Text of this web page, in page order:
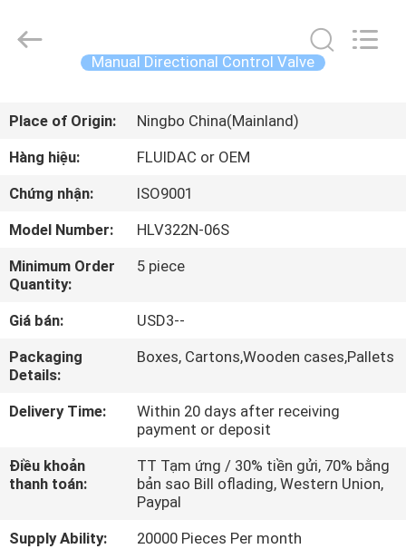
CHỦ
CÁC
SẢN
CHÚNG
TÔI
THAM
QUAN
NHÀ
Online
Market.
ECER
Manual Directional Control Valve
Place of Origin:
Ningbo China(Mainland)
Hàng hiệu:
FLUIDAC or OEM
Chứng nhận:
ISO9001
Model Number:
HLV322N-06S
Minimum Order
Quantity:
5 piece
Giá bán:
USD3--
Packaging
Details:
Boxes, Cartons,Wooden cases,Pallets
Delivery Time:
Within 20 days after receiving
payment or deposit
Điều khoản
thanh toán:
TT Tạm ứng / 30% tiền gửi, 70% bằng
bản sao Bill oflading, Western Union,
Paypal
Supply Ability:
20000 Pieces Per month